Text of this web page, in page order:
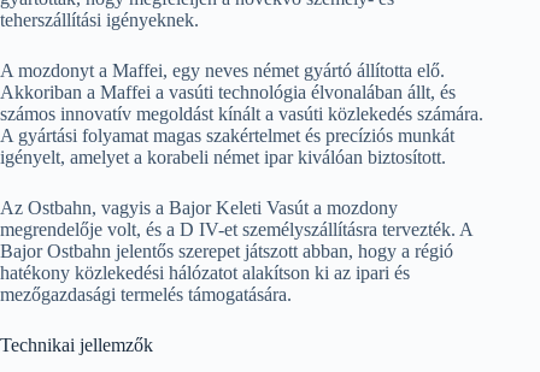
teherszállítási igényeknek.
A mozdonyt a Maffei, egy neves német gyártó állította elő.
Akkoriban a Maffei a vasúti technológia élvonalában állt, és
számos innovatív megoldást kínált a vasúti közlekedés számára.
A gyártási folyamat magas szakértelmet és precíziós munkát
igényelt, amelyet a korabeli német ipar kiválóan biztosított.
Az Ostbahn, vagyis a Bajor Keleti Vasút a mozdony
megrendelője volt, és a D IV-et személyszállításra tervezték. A
Bajor Ostbahn jelentős szerepet játszott abban, hogy a régió
hatékony közlekedési hálózatot alakítson ki az ipari és
mezőgazdasági termelés támogatására.
Technikai jellemzők